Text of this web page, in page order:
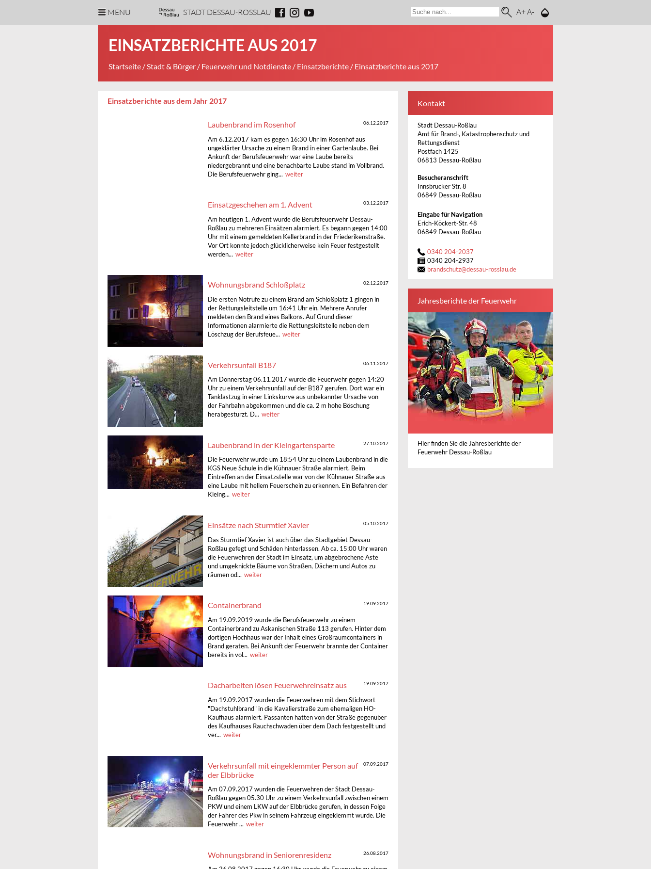
MENU STADT DESSAU-ROSSLAU A+A-
EINSATZBERICHTE AUS 2017
Startseite /Stadt & Bürger / Feuerwehr und Notdienste / Einsatzberichte / Einsatzberichte aus 2017
Einsatzberichte aus dem Jahr 2017
06.12.2017
Laubenbrand im Rosenhof
Am 6.12.2017 kam es gegen 16:30 Uhr im Rosenhof aus
ungeklärter Ursache zu einem Brand in einer Gartenlaube. Bei
Ankunft der Berufsfeuerwehr war eine Laube bereits
niedergebrannt und eine benachbarte Laube stand im Vollbrand.
Die Berufsfeuerwehr ging... weiter
03.12.2017
Einsatzgeschehen am 1. Advent
Am heutigen 1. Advent wurde die Berufsfeuerwehr Dessau-
Roßlau zu mehreren Einsätzen alarmiert. Es begann gegen 14:00
Uhr mit einem gemeldeten Kellerbrand in der Friederikenstraße.
Vor Ort konnte jedoch glücklicherweise kein Feuer festgestellt
werden... weiter
02.12.2017
Wohnungsbrand Schloßplatz
Die ersten Notrufe zu einem Brand am Schloßplatz 1 gingen in
der Rettungsleitstelle um 16:41 Uhr ein. Mehrere Anrufer
meldeten den Brand eines Balkons. Auf Grund dieser
Informationen alarmierte die Rettungsleitstelle neben dem
Löschzug der Berufsfeue... weiter
06.11.2017
Verkehrsunfall B187
Am Donnerstag 06.11.2017 wurde die Feuerwehr gegen 14:20
Uhr zu einem Verkehrsunfall auf der B187 gerufen. Dort war ein
Tanklastzug in einer Linkskurve aus unbekannter Ursache von
der Fahrbahn abgekommen und die ca. 2 m hohe Böschung
herabgestürzt. D... weiter
27.10.2017
Laubenbrand in der Kleingartensparte
Die Feuerwehr wurde um 18:54 Uhr zu einem Laubenbrand in die
KGS Neue Schule in die Kühnauer Straße alarmiert. Beim
Eintreffen an der Einsatzstelle war von der Kühnauer Straße aus
eine Laube mit hellem Feuerschein zu erkennen. Ein Befahren der
Kleing... weiter
05.10.2017
Einsätze nach Sturmtief Xavier
Das Sturmtief Xavier ist auch über das Stadtgebiet Dessau-
Roßlau gefegt und Schäden hinterlassen. Ab ca. 15:00 Uhr waren
die Feuerwehren der Stadt im Einsatz, um abgebrochene Äste
und umgeknickte Bäume von Straßen, Dächern und Autos zu
räumen od... weiter
19.09.2017
Containerbrand
Am 19.09.2019 wurde die Berufsfeuerwehr zu einem
Containerbrand zu Askanischen Straße 113 gerufen. Hinter dem
dortigen Hochhaus war der Inhalt eines Großraumcontainers in
Brand geraten. Bei Ankunft der Feuerwehr brannte der Container
bereits in vol... weiter
19.09.2017
Dacharbeiten lösen Feuerwehreinsatz aus
Am 19.09.2017 wurden die Feuerwehren mit dem Stichwort
"Dachstuhlbrand" in die Kavalierstraße zum ehemaligen HO-
Kaufhaus alarmiert. Passanten hatten von der Straße gegenüber
des Kaufhauses Rauchschwaden über dem Dach festgestellt und
ver... weiter
07.09.2017
Verkehrsunfall mit eingeklemmter Person auf
der Elbbrücke
Am 07.09.2017 wurden die Feuerwehren der Stadt Dessau-
Roßlau gegen 05.30 Uhr zu einem Verkehrsunfall zwischen einem
PKW und einem LKW auf der Elbbrücke gerufen, in dessen Folge
der Fahrer des Pkw in seinem Fahrzeug eingeklemmt wurde. Die
Feuerwehr ... weiter
26.08.2017
Wohnungsbrand in Seniorenresidenz
Kontakt
Stadt Dessau-Roßlau
Amt für Brand-, Katastrophenschutz und
Rettungsdienst
Postfach 1425
06813 Dessau-Roßlau
Besucheranschrift
Innsbrucker Str. 8
06849 Dessau-Roßlau
Eingabe für Navigation
Erich-Köckert-Str. 48
06849 Dessau-Roßlau
0340 204-2037
0340 204-2937
brandschutz@dessau-rosslau.de
Jahresberichte der Feuerwehr
Hier finden Sie die Jahresberichte der
Feuerwehr Dessau-Roßlau